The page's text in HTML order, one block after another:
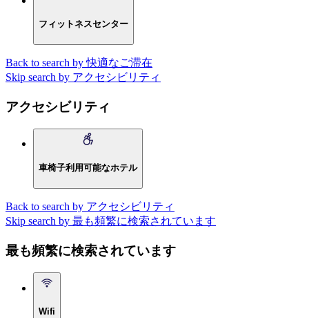
フィットネスセンター
Back to search by 快適なご滞在
Skip search by アクセシビリティ
アクセシビリティ
車椅子利用可能なホテル
Back to search by アクセシビリティ
Skip search by 最も頻繁に検索されています
最も頻繁に検索されています
Wifi